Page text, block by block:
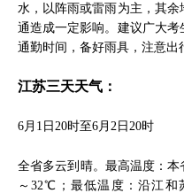
水，以阵雨或雷雨为主，其
通造成一定影响。建议广大
通勤时间，备好雨具，注意出
江苏三天天气：
6月1日20时至6月2日20时
全省多云到晴。最高温度：
～32℃；最低温度：沿江和